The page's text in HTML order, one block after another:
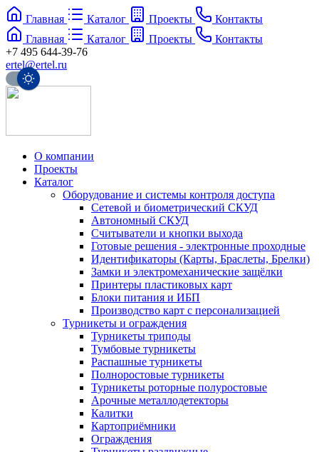
Главная Каталог Проекты
Контакты
Главная
Каталог Проекты
Контакты
+7 495 644-39-76
ertel@ertel.ru
О компании
Проекты
Каталог
Оборудование и системы контроля доступа
Сетевой и биометрический СКУД
Автономный СКУД
Считыватели и кнопки выхода
Готовые решения - электронные проходные
Идентификаторы (Карты, Браслеты, Брелки)
Замки и электромеханические защёлки
Принтеры пластиковых карт
Блоки питания и ИБП
Производство карт с персонализацией
Турникеты и ограждения
Турникеты триподы
Тумбовые турникеты
Распашные турникеты
Полноростовые турникеты
Турникеты роторные полуростовые
Арочные металлодетекторы
Калитки
Картоприёмники
Ограждения